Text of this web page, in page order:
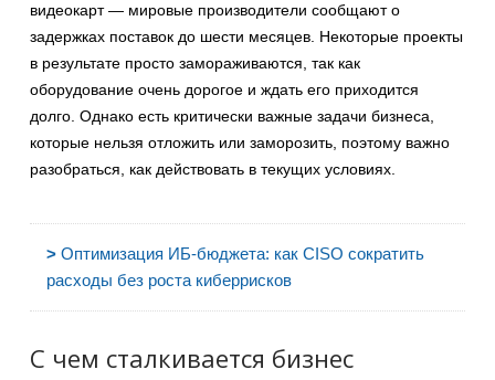
видеокарт — мировые производители сообщают о
задержках поставок до шести месяцев. Некоторые проекты
в результате просто замораживаются, так как
оборудование очень дорогое и ждать его приходится
долго. Однако есть критически важные задачи бизнеса,
которые нельзя отложить или заморозить, поэтому важно
разобраться, как действовать в текущих условиях.
> Оптимизация ИБ-бюджета: как CISO сократить
расходы без роста киберрисков
С чем сталкивается бизнес